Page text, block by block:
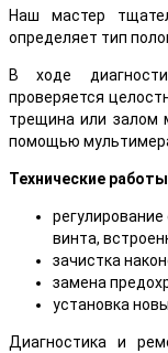
Наш мастер
определяет тип
В ходе
проверяется
трещина или залом
помощью
Технические
винта,
зачистка
замена
установка
Диагностика и